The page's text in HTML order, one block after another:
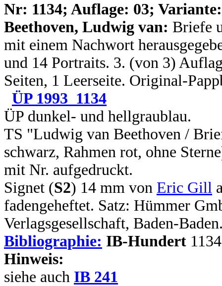
Nr: 1134; Auflage: 03;
Beethoven, Ludwig van: Briefe
mit einem Nachwort
und 14 Portraits. 3. (von 3)
Seiten, 1 Leerseite. Original-
ÜP 1993_1134
ÜP dunkel- und hellgraublau.
TS "Ludwig van Beethoven /
schwarz, Rahmen rot, ohne
mit Nr. aufgedruckt.
Signet (S2) 14 mm von Eric Gill
fadengeheftet. Satz: Hümmer
Verlagsgesellschaft, Baden-
Bibliographie: IB-Hundert
Hinweis:
siehe auch IB 241